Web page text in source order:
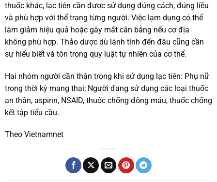
thuốc khác, lạc tiên cần được sử dụng đúng cách, đúng liều
và phù hợp với thể trạng từng người. Việc lạm dụng có thể
làm giảm hiệu quả hoặc gây mất cân bằng nếu cơ địa
không phù hợp. Thảo dược dù lành tính đến đâu cũng cần
sự hiểu biết và tôn trọng quy luật tự nhiên của cơ thể.
Hai nhóm người cần thận trọng khi sử dụng lạc tiên: Phụ nữ
trong thời kỳ mang thai; Người đang sử dụng các loại thuốc
an thần, aspirin, NSAID, thuốc chống đông máu, thuốc chống
kết tập tiểu cầu.
Theo Vietnamnet